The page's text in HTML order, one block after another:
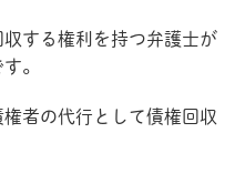
する権利を持つ弁護士が
。
者の代行として債権回収